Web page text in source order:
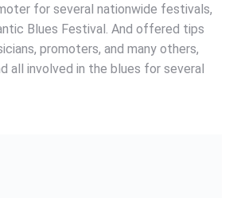
for several nationwide festivals,
Blues Festival. And offered tips
promoters, and many others,
all involved in the blues for several